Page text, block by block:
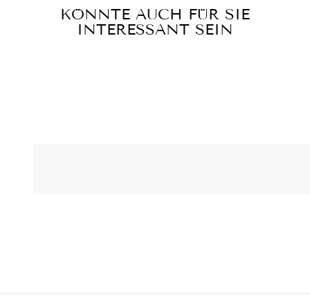
KÖNNTE AUCH FÜR SIE
INTERESSANT SEIN